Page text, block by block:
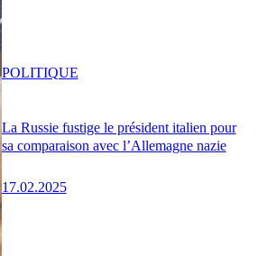
La Russie fustige le président italien pour
sa comparaison avec l’Allemagne nazie
17.02.2025
POLITIQUE